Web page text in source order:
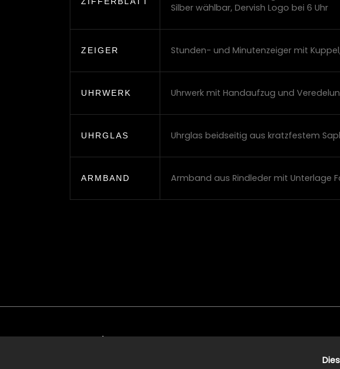
Silber wählbar, Dervish Logo bei 6 Uhr
ZEIGER Stunden- und Minutenzeiger mit
UHRWERK Uhrwerk mit Handaufzug und
UHRGLAS Uhrglas beidseitig aus kratzfestem
ARMBAND Armband aus Rindleder mit Unterlage
Kontakt